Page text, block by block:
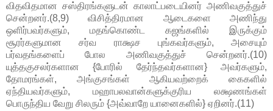
விதவிதமான சஸ்திரங்களுடன் காலாட்படையினர் அணிவகுத்துச்
சென்றனர்.(8,9) விசித்திரமான ஆடைகளை அணிந்து
ஒளிர்பவர்களும், மதங்கொண்ட கஜங்களில் இருக்கும்
சூரர்களுமான சர்வ ராக்ஷச புங்கவர்களும், அசையும்
பர்வதங்களைப் போல அணிவகுத்துச் சென்றனர்.(10)
யுத்தகுசலர்களான {போரில் தேர்ந்தவர்களான} அவர்களும்,
தோமரங்கள், அங்குசங்கள் ஆகியவற்றைக் கைகளில்
ஏந்தியவர்களும், மஹாபலவான்களுக்குரிய லக்ஷணங்கள்
பொருந்திய வேறு சிலரும் {அவ்வாறே யானைகளில்} ஏறினர்.(11)